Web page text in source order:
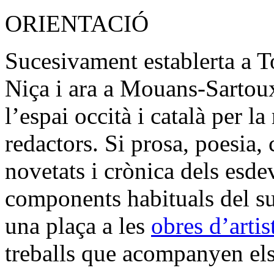
ORIENTACIÓ
Sucesivament establerta a
Niça i ara a Mouans-
l’espai occità i català per
redactors. Si prosa,
novetats i crònica dels
components habituals del
una plaça a les obres
treballs que acompanyen